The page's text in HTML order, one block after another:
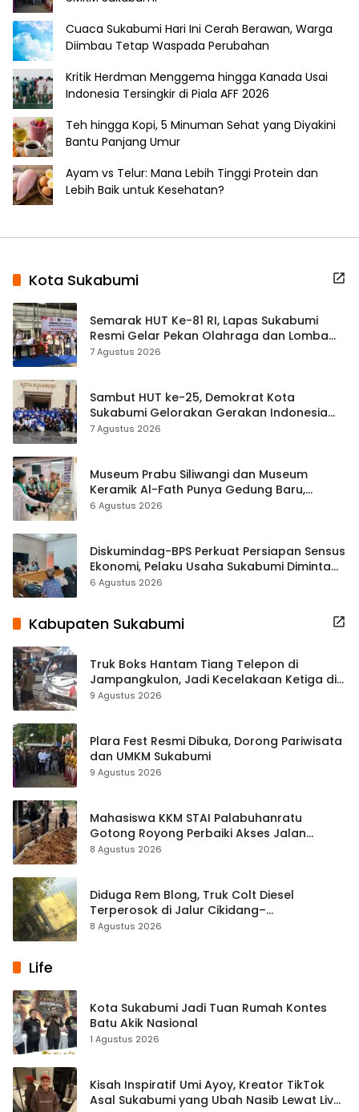
Cuaca Sukabumi Hari Ini Cerah Berawan, Warga
Diimbau Tetap Waspada Perubahan
Kritik Herdman Menggema hingga Kanada Usai
Indonesia Tersingkir di Piala AFF 2026
Teh hingga Kopi, 5 Minuman Sehat yang Diyakini
Bantu Panjang Umur
Ayam vs Telur: Mana Lebih Tinggi Protein dan
Lebih Baik untuk Kesehatan?
Kota Sukabumi
Semarak HUT Ke-81 RI, Lapas Sukabumi
Resmi Gelar Pekan Olahraga dan Lomba
Tradisional
7 Agustus 2026
Sambut HUT ke-25, Demokrat Kota
Sukabumi Gelorakan Gerakan Indonesia
ASRI Lewat Aksi Bersih Masjid Agung
7 Agustus 2026
Museum Prabu Siliwangi dan Museum
Keramik Al-Fath Punya Gedung Baru,
Hampir 500 Koleksi Dipisahkan
6 Agustus 2026
Diskumindag-BPS Perkuat Persiapan Sensus
Ekonomi, Pelaku Usaha Sukabumi Diminta
Terbuka Beri Data
6 Agustus 2026
Kabupaten Sukabumi
Truk Boks Hantam Tiang Telepon di
Jampangkulon, Jadi Kecelakaan Ketiga di
Titik yang Sama
9 Agustus 2026
Plara Fest Resmi Dibuka, Dorong Pariwisata
dan UMKM Sukabumi
9 Agustus 2026
Mahasiswa KKM STAI Palabuhanratu
Gotong Royong Perbaiki Akses Jalan
Majelis Ta’lim di Sagaranten
8 Agustus 2026
Diduga Rem Blong, Truk Colt Diesel
Terperosok di Jalur Cikidang–
Palabuhanratu
8 Agustus 2026
Life
Kota Sukabumi Jadi Tuan Rumah Kontes
Batu Akik Nasional
1 Agustus 2026
Kisah Inspiratif Umi Ayoy, Kreator TikTok
Asal Sukabumi yang Ubah Nasib Lewat Live